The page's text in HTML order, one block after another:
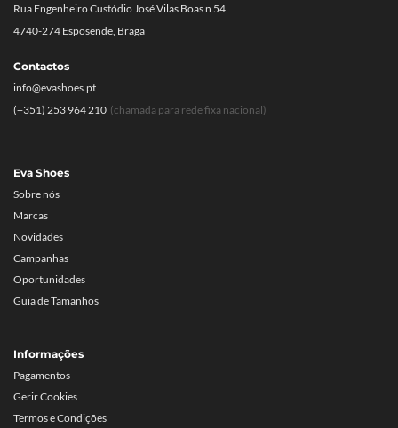
Eva Shoes
Sobre nós
Marcas
Novidades
Campanhas
Oportunidades
Guia de Tamanhos
Informações
Pagamentos
Gerir Cookies
Termos e Condições
Rua Engenheiro Custódio José Vilas Boas n 54
4740-274 Esposende, Braga
Contactos
info@evashoes.pt
(+351) 253 964 210 (chamada para rede fixa nacional)